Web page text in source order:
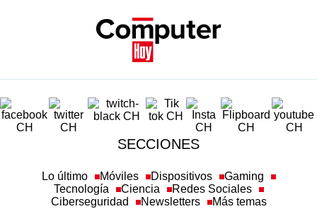
SECCIONES
Lo último Móviles Dispositivos
Gaming
Tecnología
Ciencia
Redes Sociales
Ciberseguridad
Newsletters Más temas